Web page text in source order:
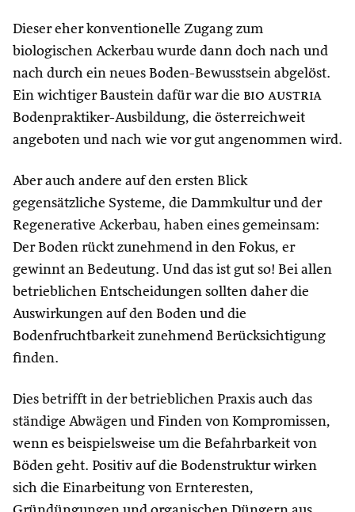
Dieser eher konventionelle Zugang zum
biologischen Ackerbau wurde dann doch nach und
nach durch ein neues Boden-Bewusstsein abgelöst.
Ein wichtiger Baustein dafür war die bio austria
Bodenpraktiker-Ausbildung, die österreichweit
angeboten und nach wie vor gut angenommen wird.
Aber auch andere auf den ersten Blick
gegensätzliche Systeme, die Dammkultur und der
Regenerative Ackerbau, haben eines gemeinsam:
Der Boden rückt zunehmend in den Fokus, er
gewinnt an Bedeutung. Und das ist gut so! Bei allen
betrieblichen Entscheidungen sollten daher die
Auswirkungen auf den Boden und die
Bodenfruchtbarkeit zunehmend Berücksichtigung
finden.
Dies betrifft in der betrieblichen Praxis auch das
ständige Abwägen und Finden von Kompromissen,
wenn es beispielsweise um die Befahrbarkeit von
Böden geht. Positiv auf die Bodenstruktur wirken
sich die Einarbeitung von Ernteresten,